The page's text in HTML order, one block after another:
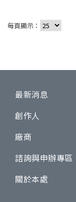
每頁顯示：
最新消息
創作人
廠商
諮詢與申辦專區
關於本處